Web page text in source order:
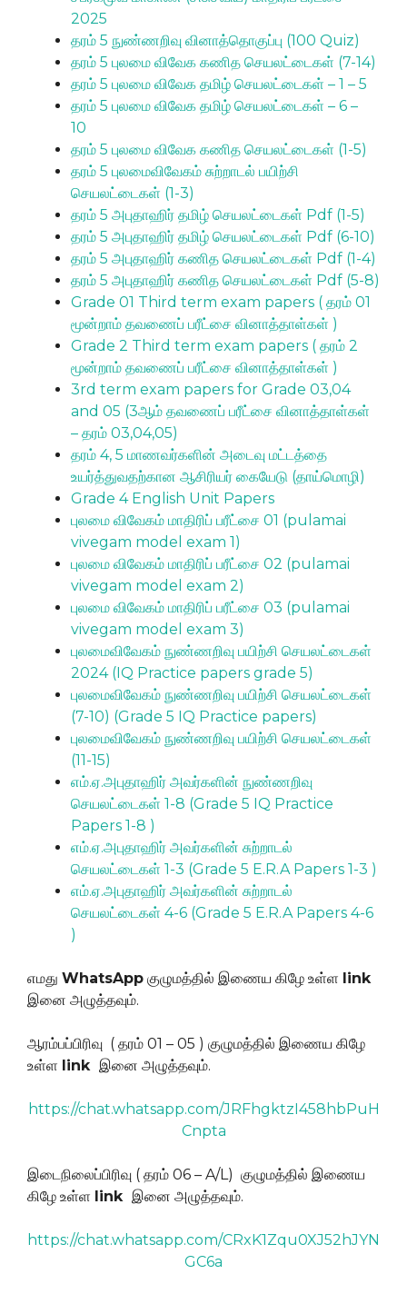
2025
தரம் 5 நுண்ணறிவு வினாத்தொகுப்பு (100 Quiz)
தரம் 5 புலமை விவேக கணித செயலட்டைகள் (7-14)
தரம் 5 புலமை விவேக தமிழ் செயலட்டைகள் – 1 – 5
தரம் 5 புலமை விவேக தமிழ் செயலட்டைகள் – 6 –
10
தரம் 5 புலமை விவேக கணித செயலட்டைகள் (1-5)
தரம் 5 புலமைவிவேகம் சுற்றாடல் பயிற்சி
செயலட்டைகள் (1-3)
தரம் 5 அபுதாஹிர் தமிழ் செயலட்டைகள் Pdf (1-5)
தரம் 5 அபுதாஹிர் தமிழ் செயலட்டைகள் Pdf (6-10)
தரம் 5 அபுதாஹிர் கணித செயலட்டைகள் Pdf (1-4)
தரம் 5 அபுதாஹிர் கணித செயலட்டைகள் Pdf (5-8)
Grade 01 Third term exam papers ( தரம் 01
மூன்றாம் தவணைப் பரீட்சை வினாத்தாள்கள் )
Grade 2 Third term exam papers ( தரம் 2
மூன்றாம் தவணைப் பரீட்சை வினாத்தாள்கள் )
3rd term exam papers for Grade 03,04
and 05 (3ஆம் தவணைப் பரீட்சை வினாத்தாள்கள்
– தரம் 03,04,05)
தரம் 4, 5 மாணவர்களின் அடைவு மட்டத்தை
உயர்த்துவதற்கான ஆசிரியர் கையேடு (தாய்மொழி)
Grade 4 English Unit Papers
புலமை விவேகம் மாதிரிப் பரீட்சை 01 (pulamai
vivegam model exam 1)
புலமை விவேகம் மாதிரிப் பரீட்சை 02 (pulamai
vivegam model exam 2)
புலமை விவேகம் மாதிரிப் பரீட்சை 03 (pulamai
vivegam model exam 3)
புலமைவிவேகம் நுண்ணறிவு பயிற்சி செயலட்டைகள்
2024 (IQ Practice papers grade 5)
புலமைவிவேகம் நுண்ணறிவு பயிற்சி செயலட்டைகள்
(7-10) (Grade 5 IQ Practice papers)
புலமைவிவேகம் நுண்ணறிவு பயிற்சி செயலட்டைகள்
(11-15)
எம்.ஏ.அபுதாஹிர் அவர்களின் நுண்ணறிவு
செயலட்டைகள் 1-8 (Grade 5 IQ Practice
Papers 1-8 )
எம்.ஏ.அபுதாஹிர் அவர்களின் சுற்றாடல்
செயலட்டைகள் 1-3 (Grade 5 E.R.A Papers 1-3 )
எம்.ஏ.அபுதாஹிர் அவர்களின் சுற்றாடல்
செயலட்டைகள் 4-6 (Grade 5 E.R.A Papers 4-6
)
எமது WhatsApp குழுமத்தில் இணைய கிழே உள்ள link
இனை அழுத்தவும்.
ஆரம்பப்பிரிவு ( தரம் 01 – 05 ) குழுமத்தில் இணைய கிழே
உள்ள link இனை அழுத்தவும்.
https://chat.whatsapp.com/JRFhgktzI458hbPuH
Cnpta
இடைநிலைப்பிரிவு ( தரம் 06 – A/L) குழுமத்தில் இணைய
கிழே உள்ள link இனை அழுத்தவும்.
https://chat.whatsapp.com/CRxK1Zqu0XJ52hJYN
GC6a